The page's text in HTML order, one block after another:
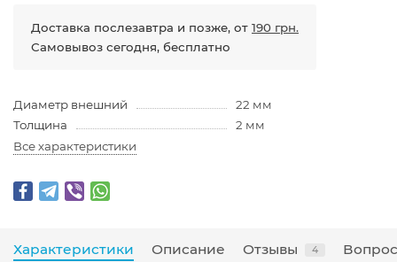
Доставка послезавтра и позже, от 190 грн.
Самовывоз сегодня, бесплатно
Диаметр внешний
22 мм
Толщина
2 мм
Все характеристики
Характеристики Описание Отзывы 4